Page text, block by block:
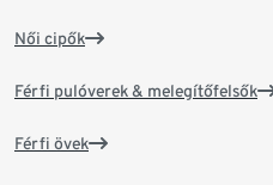
Női cipők
Férfi pulóverek & melegítőfelsők
Férfi övek